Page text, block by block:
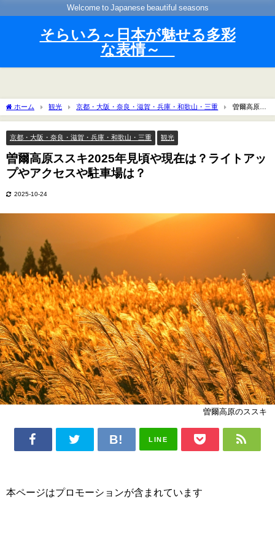
Welcome to Japanese beautiful seasons
そらいろ～日本が魅せる多彩
な表情～
ホーム 観光 京都・大阪・奈良・滋賀・兵庫・和歌山・三重
曽爾高原ス
スキ2025年見頃や現在は？ライトアップやアクセスや駐車場は？
京都・大阪・奈良・滋賀・兵庫・和歌山・三重 観光
曽爾高原ススキ2025年見頃や現在は？ライトアッ
プやアクセスや駐車場は？
2025-10-24
曽爾高原のススキ
LINE
本ページはプロモーションが含まれています